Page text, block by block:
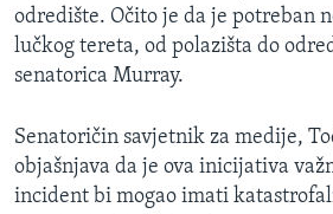
odredište. Očito je da je potreban
lučkog tereta, od polazišta do
senatorica Murray.
Senatoričin savjetnik za medije,
objašnjava da je ova inicijativa
incident bi mogao imati